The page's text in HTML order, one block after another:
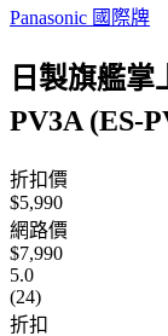
Panasonic 國際牌
日製旗艦掌
PV3A (ES-
折扣價
$5,990
網路價
$7,990
5.0
(24)
折扣